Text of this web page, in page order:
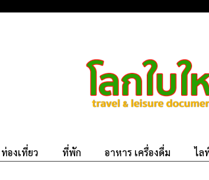
ท่องเที่ยว ที่พัก อาหาร เครื่องดื่ม ไล